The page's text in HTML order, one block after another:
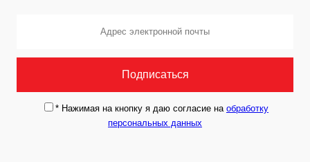
* Нажимая на кнопку я даю согласие на обработку
персональных данных